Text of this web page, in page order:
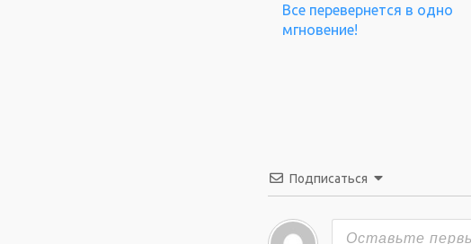
Все перевернется в одно
мгновение!
Подписаться